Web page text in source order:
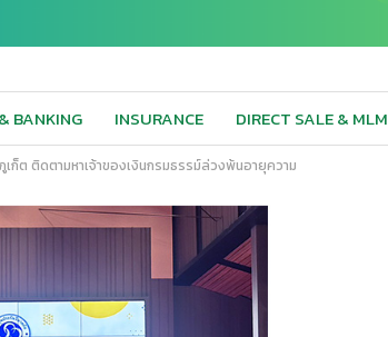
BANKING INSURANCE DIRECT SALE & MLM
ต ติดตามหาเจ้าของเงินกรมธรรม์ล่วงพ้นอายุความ